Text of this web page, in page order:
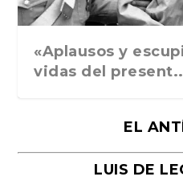
«Aplausos y
vidas del
EL
LUIS DE